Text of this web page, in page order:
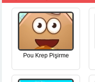
Pou Krep Pişirme